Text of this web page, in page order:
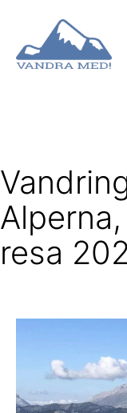
innehåll
resa